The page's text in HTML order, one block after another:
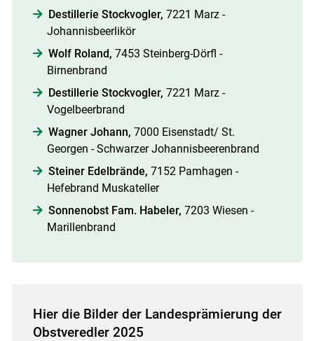
Destillerie Stockvogler, 7221 Marz -
Johannisbeerlikör
Wolf Roland, 7453 Steinberg-Dörfl -
Birnenbrand
Destillerie Stockvogler, 7221 Marz -
Vogelbeerbrand
Wagner Johann, 7000 Eisenstadt/ St.
Georgen - Schwarzer Johannisbeerenbrand
Steiner Edelbrände, 7152 Pamhagen -
Hefebrand Muskateller
Sonnenobst Fam. Habeler, 7203 Wiesen -
Marillenbrand
Hier die Bilder der Landesprämierung der
Obstveredler 2025